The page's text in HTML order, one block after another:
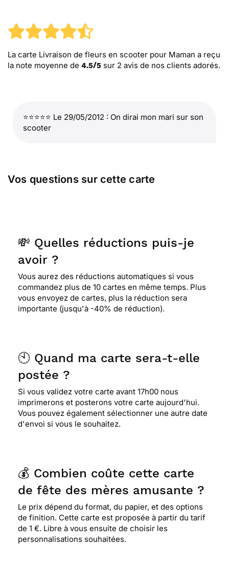
La carte Livraison de fleurs en scooter pour Maman a reçu
la note moyenne de 4.5/5 sur 2 avis de nos clients adorés.
⭐⭐⭐⭐⭐ Le 29/05/2012 : On dirai mon mari sur son
scooter
Vos questions sur cette carte
💸 Quelles réductions puis-je
avoir ?
Vous aurez des réductions automatiques si vous
commandez plus de 10 cartes en même temps. Plus
vous envoyez de cartes, plus la réduction sera
importante (jusqu'à -40% de réduction).
🕙 Quand ma carte sera-t-elle
postée ?
Si vous validez votre carte avant 17h00 nous
imprimerons et posterons votre carte aujourd'hui.
Vous pouvez également sélectionner une autre date
d'envoi si vous le souhaitez.
💰 Combien coûte cette carte
de fête des mères amusante ?
Le prix dépend du format, du papier, et des options
de finition. Cette carte est proposée à partir du tarif
de 1 €. Libre à vous ensuite de choisir les
personnalisations souhaitées.